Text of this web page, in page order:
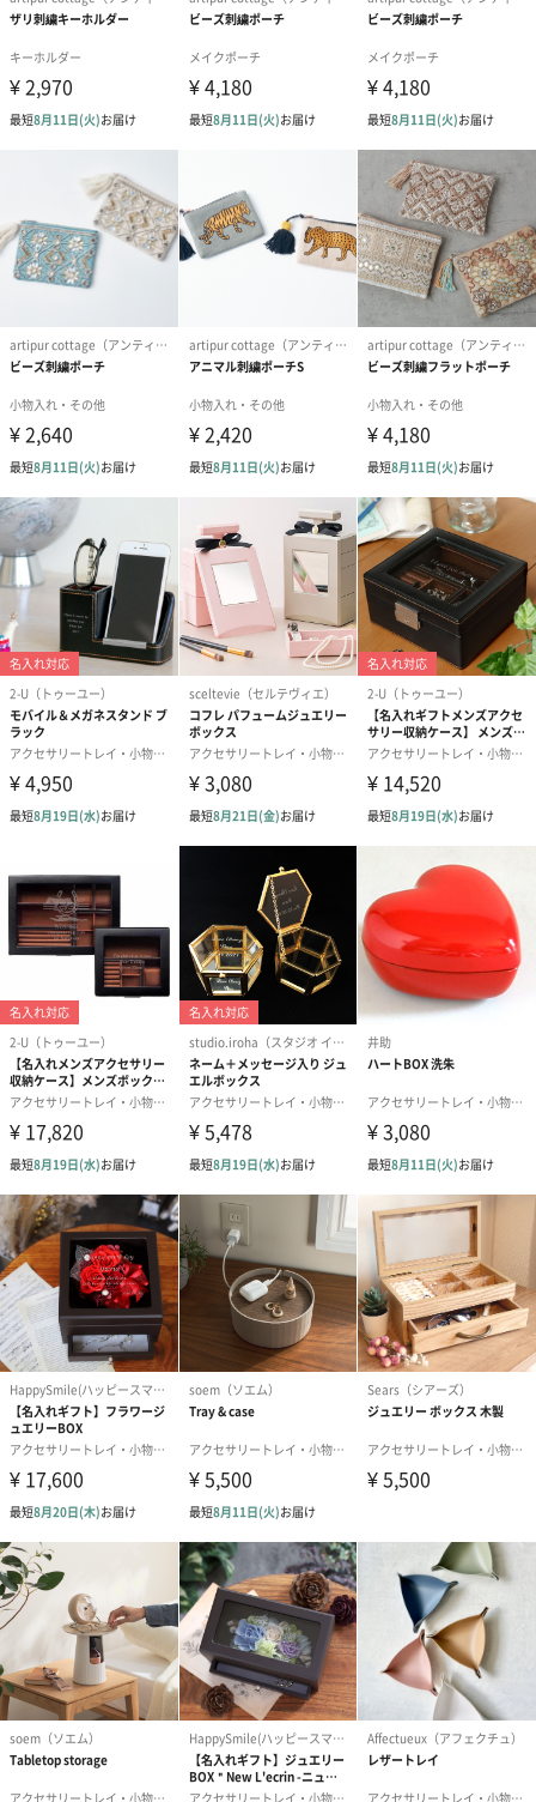
素材・材質 ガラス・鉄
商品オプション情報
お届けボックスオプション
配送用のダンボールを装飾いたします。お相手のご住所に直接お
送りする際に人気のオプションです。お相手に直接手渡しする場
合は、紙袋との併用もおすすめです。
ダンボール装飾（ひま
わり）（720円）
ダンボール装飾（チュ
ーリップ）（720円）
ダンボール装
イトピンク×
ト）（580円）
紙袋
お渡し用の紙袋です。
商品に合わせたサイズをお届けします。
あり（280円）
メッセージカード（通常・写真・グリーティング）
誕生日や結婚祝い・出産祝いなど、様々なシーンのメッセージカ
ードを同梱します。
メッセージカードや封筒のデザインは一部変更する場合がありま
す。
写真付きメッセージカ
ード（680円）
写真付きメッセージカ
ード（Thank you）ピ
ンク（680円）
【誕生日】
Birthday ホワ
刷なし）（
ラッピング
ギフトラッピングを施してお届けいたします。